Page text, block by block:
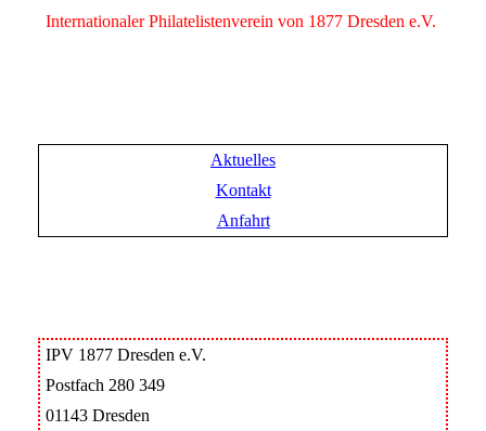
Internationaler Philatelistenverein von 1877 Dresden e.V.
Aktuelles
Kontakt
Anfahrt
IPV 1877 Dresden e.V.
Postfach 280 349
01143 Dresden